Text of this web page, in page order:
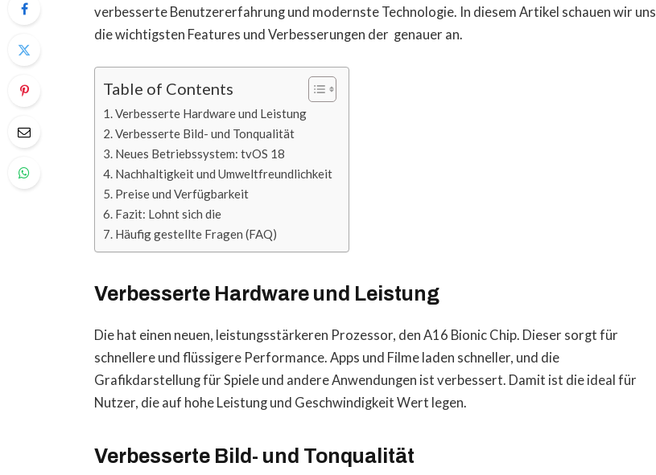
verbesserte Benutzererfahrung und modernste Technologie. In diesem Artikel schauen wir uns
die wichtigsten Features und Verbesserungen der genauer an.
Table of Contents
Verbesserte Hardware und Leistung
Verbesserte Bild- und Tonqualität
Neues Betriebssystem: tvOS 18
Nachhaltigkeit und Umweltfreundlichkeit
Preise und Verfügbarkeit
Fazit: Lohnt sich die
Häufig gestellte Fragen (FAQ)
Verbesserte Hardware und Leistung
Die hat einen neuen, leistungsstärkeren Prozessor, den A16 Bionic Chip. Dieser sorgt für
schnellere und flüssigere Performance. Apps und Filme laden schneller, und die
Grafikdarstellung für Spiele und andere Anwendungen ist verbessert. Damit ist die ideal für
Nutzer, die auf hohe Leistung und Geschwindigkeit Wert legen.
Verbesserte Bild- und Tonqualität